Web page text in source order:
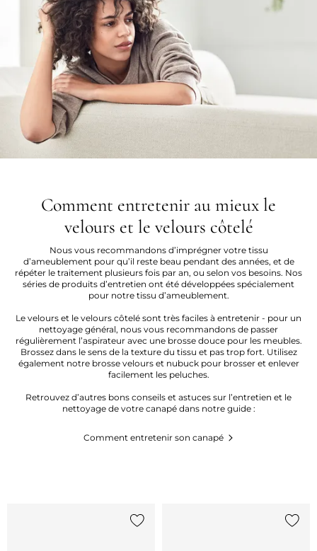
Comment entretenir au mieux le
velours et le velours côtelé
Nous vous recommandons d’imprégner votre tissu
d’ameublement pour qu’il reste beau pendant des années, et de
répéter le traitement plusieurs fois par an, ou selon vos besoins. Nos
séries de produits d’entretien ont été développées spécialement
pour notre tissu d’ameublement.
Le velours et le velours côtelé sont très faciles à entretenir - pour un
nettoyage général, nous vous recommandons de passer
régulièrement l’aspirateur avec une brosse douce pour les meubles.
Brossez dans le sens de la texture du tissu et pas trop fort. Utilisez
également notre brosse velours et nubuck pour brosser et enlever
facilement les peluches.
Retrouvez d’autres bons conseils et astuces sur l’entretien et le
nettoyage de votre canapé dans notre guide :
Comment entretenir son canapé